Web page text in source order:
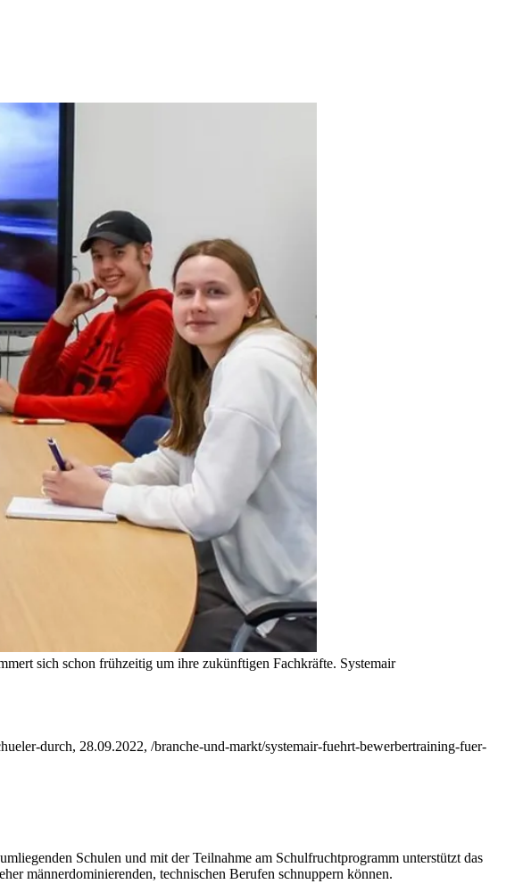
sich schon frühzeitig um ihre zukünftigen Fachkräfte. Systemair
durch, 28.09.2022, /branche-und-markt/systemair-fuehrt-bewerbertraining-fuer-
Schulen und mit der Teilnahme am Schulfruchtprogramm unterstützt das
männerdominierenden, technischen Berufen schnuppern können.